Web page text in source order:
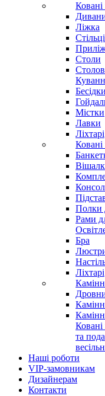
Ковані
Ліжка
Столи
Бесідки
Містки
Лавки
Ліхтарі
Полки
Рами
Бра
Ліхтарі
Ковані
та
Наші роботи
VIP-замовникам
Дизайнерам
Контакти